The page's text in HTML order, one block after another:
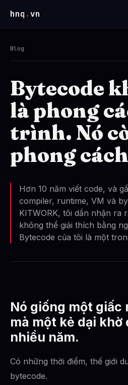
hnq .vn
Blog
Bytecode
là phong
trình. Nó
phong
Hơn 10 năm viết code, và
compiler, runtime, VM và
KITWORK, tôi dần nhận ra
không thể giải thích bằng
Bytecode của tôi là một
Nó giống một giấc
mà một kẻ dại
nhiều năm.
Có những thời điểm, thế giới
bytecode.